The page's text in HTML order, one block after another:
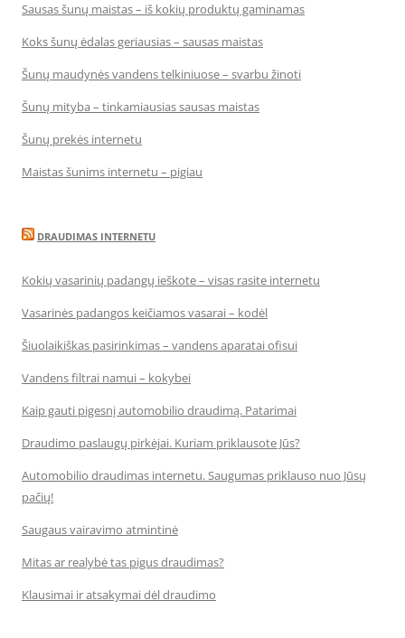
Sausas šunų maistas – iš kokių produktų gaminamas
Koks šunų ėdalas geriausias – sausas maistas
Šunų maudynės vandens telkiniuose – svarbu žinoti
Šunų mityba – tinkamiausias sausas maistas
Šunų prekės internetu
Maistas šunims internetu – pigiau
DRAUDIMAS INTERNETU
Kokių vasarinių padangų ieškote – visas rasite internetu
Vasarinės padangos keičiamos vasarai – kodėl
Šiuolaikiškas pasirinkimas – vandens aparatai ofisui
Vandens filtrai namui – kokybei
Kaip gauti pigesnį automobilio draudimą. Patarimai
Draudimo paslaugų pirkėjai. Kuriam priklausote Jūs?
Automobilio draudimas internetu. Saugumas priklauso nuo Jūsų
pačių!
Saugaus vairavimo atmintinė
Mitas ar realybė tas pigus draudimas?
Klausimai ir atsakymai dėl draudimo